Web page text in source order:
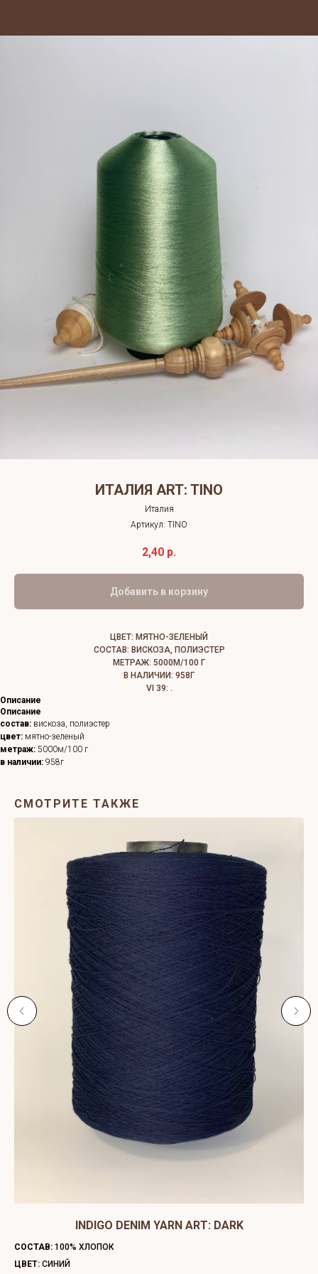
ИТАЛИЯ ART: TINO
Италия
Артикул: TINO
2,40 р.
Добавить в корзину
ЦВЕТ: МЯТНО-ЗЕЛЕНЫЙ
СОСТАВ: ВИСКОЗА, ПОЛИЭСТЕР
МЕТРАЖ: 5000М/100 Г
В НАЛИЧИИ: 958Г
VI 39: .
Описание
Описание
состав: вискоза, полиэстер
цвет: мятно-зеленый
метраж: 5000м/100 г
в наличии: 958г
СМОТРИТЕ ТАКЖЕ
INDIGO DENIM YARN ART: DARK
СОСТАВ: 100% ХЛОПОК
ЦВЕТ: СИНИЙ